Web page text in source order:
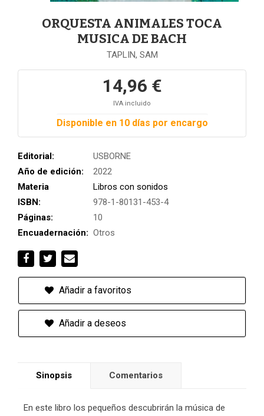
ORQUESTA ANIMALES TOCA
MUSICA DE BACH
TAPLIN, SAM
14,96 €
IVA incluido
Disponible en 10 días por encargo
Editorial:
USBORNE
Año de edición:
2022
Materia
Libros con sonidos
ISBN:
978-1-80131-453-4
Páginas:
10
Encuadernación: Otros
Añadir a favoritos
Añadir a deseos
Sinopsis Comentarios
En este libro los pequeños descubrirán la música de